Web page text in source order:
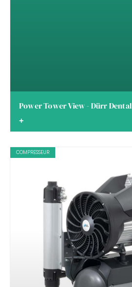
Power Tower View - Dürr Dental
+
COMPRESSEUR